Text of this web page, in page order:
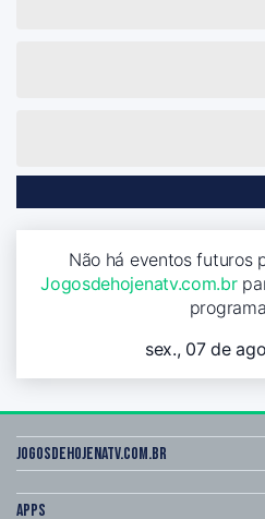
Não há eventos futuros
Jogosdehojenatv.com.br
sex., 07 de
Jogosdehojenatv.com.br
Apps